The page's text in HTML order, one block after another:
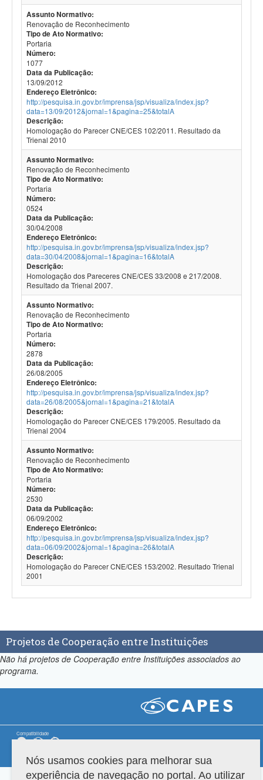
Assunto Normativo:
Renovação de Reconhecimento
Tipo de Ato Normativo:
Portaria
Número:
1077
Data da Publicação:
13/09/2012
Endereço Eletrônico:
http://pesquisa.in.gov.br/imprensa/jsp/visualiza/index.jsp?
data=13/09/2012&jornal=1&pagina=25&totalA
Descrição:
Homologação do Parecer CNE/CES 102/2011. Resultado da
Trienal 2010
Assunto Normativo:
Renovação de Reconhecimento
Tipo de Ato Normativo:
Portaria
Número:
0524
Data da Publicação:
30/04/2008
Endereço Eletrônico:
http://pesquisa.in.gov.br/imprensa/jsp/visualiza/index.jsp?
data=30/04/2008&jornal=1&pagina=16&totalA
Descrição:
Homologação dos Pareceres CNE/CES 33/2008 e 217/2008.
Resultado da Trienal 2007.
Assunto Normativo:
Renovação de Reconhecimento
Tipo de Ato Normativo:
Portaria
Número:
2878
Data da Publicação:
26/08/2005
Endereço Eletrônico:
http://pesquisa.in.gov.br/imprensa/jsp/visualiza/index.jsp?
data=26/08/2005&jornal=1&pagina=21&totalA
Descrição:
Homologação do Parecer CNE/CES 179/2005. Resultado da
Trienal 2004
Assunto Normativo:
Renovação de Reconhecimento
Tipo de Ato Normativo:
Portaria
Número:
2530
Data da Publicação:
06/09/2002
Endereço Eletrônico:
http://pesquisa.in.gov.br/imprensa/jsp/visualiza/index.jsp?
data=06/09/2002&jornal=1&pagina=26&totalA
Descrição:
Homologação do Parecer CNE/CES 153/2002. Resultado Trienal
2001
Projetos de Cooperação entre Instituições
Não há projetos de Cooperação entre Instituições associados ao
programa.
Compatibilidade
Versão do sistema: 3.88.9 Copyright 2022 Capes. Todos os direitos reservados.
Nós usamos cookies para melhorar sua
experiência de navegação no portal. Ao utilizar